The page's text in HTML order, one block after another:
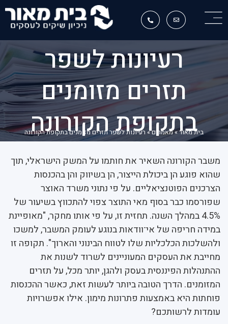
רעיונות לשפר
תזרים מזומנים
בתקופת הקורונה
בית מאור»מאמרים» רעיונות לשפר תזרים מזומנים בתקופת הקורונה
משבר הקורונה השאיר את חותמו על המשק הישראלי, תוך
שהוא פוגע הן ביכולת הייצור, הן בשיווק והן בהכנסות
הצרכנים הפוטנציאליים. על פי נתוני משרד האוצר
שפורסמו כבר בסוף מאי התוצר צפוי להתכווץ בשיעור של
4.5% במהלך השנה. תחזית זו, על פי אותו מחקר, "מאופיינת
במידה חריפה של אי־וודאות בנוגע לעומק המשבר, למשכו
ולהשלכות הכלכליות שלו לטווח הבינוני והארוך". תקופה זו
מחייבת את העסקים המעוניינים לשרוד לשנות את
ההתנהלות הפיננסית בעסק ולהגן, יותר מכל, על תזרים
המזומנים. הדרך הטובה ביותר לעשות זאת, כאשר ההכנסות
פוחתות היא באמצעות פתרונות מימון. אילו אפשרויות
עומדות לרשותכם?